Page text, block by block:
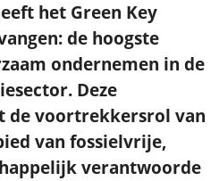
het Green Key
de hoogste
ondernemen in de
Deze
de voortrekkersrol van
van fossielvrije,
verantwoorde